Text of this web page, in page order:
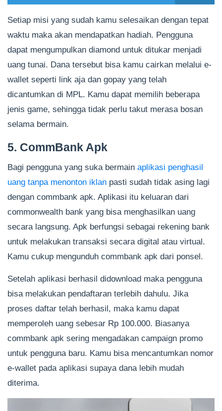
Setiap misi yang sudah kamu selesaikan dengan tepat
waktu maka akan mendapatkan hadiah. Pengguna
dapat mengumpulkan diamond untuk ditukar menjadi
uang tunai. Dana tersebut bisa kamu cairkan melalui e-
wallet seperti link aja dan gopay yang telah
dicantumkan di MPL. Kamu dapat memilih beberapa
jenis game, sehingga tidak perlu takut merasa bosan
selama bermain.
5. CommBank Apk
Bagi pengguna yang suka bermain aplikasi penghasil
uang tanpa menonton iklan pasti sudah tidak asing lagi
dengan commbank apk. Aplikasi itu keluaran dari
commonwealth bank yang bisa menghasilkan uang
secara langsung. Apk berfungsi sebagai rekening bank
untuk melakukan transaksi secara digital atau virtual.
Kamu cukup mengunduh commbank apk dari ponsel.
Setelah aplikasi berhasil didownload maka pengguna
bisa melakukan pendaftaran terlebih dahulu. Jika
proses daftar telah berhasil, maka kamu dapat
memperoleh uang sebesar Rp 100.000. Biasanya
commbank apk sering mengadakan campaign promo
untuk pengguna baru. Kamu bisa mencantumkan nomor
e-wallet pada aplikasi supaya dana lebih mudah
diterima.